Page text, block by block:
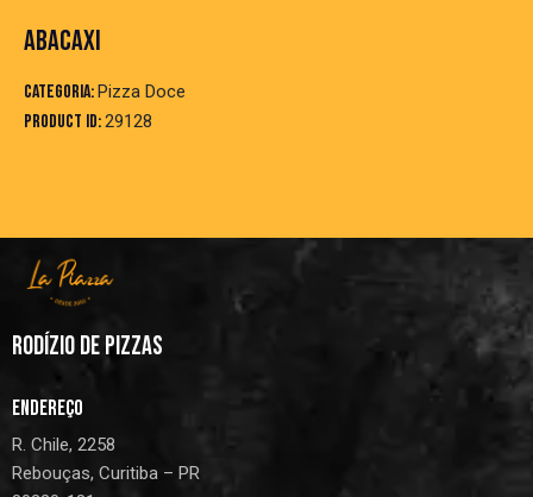
ABACAXI
Categoria:Pizza Doce
Product ID:29128
RODÍZIO DE PIZZAS
ENDEREÇO
R. Chile, 2258
Rebouças, Curitiba – PR